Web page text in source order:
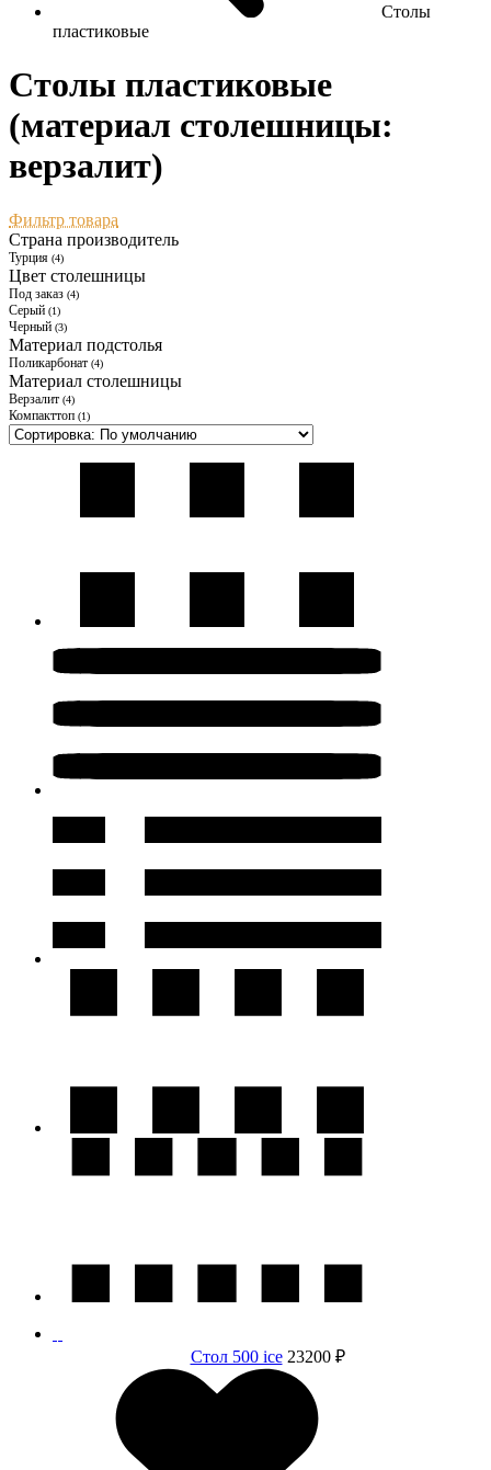
Столы
пластиковые
Столы пластиковые
(материал столешницы:
верзалит)
Фильтр товара
Страна производитель
Турция (4)
Цвет столешницы
Под заказ (4)
Серый (1)
Черный (3)
Материал подстолья
Поликарбонат (4)
Материал столешницы
Верзалит (4)
Компакттоп (1)
Стол 500 ice 23200 ₽